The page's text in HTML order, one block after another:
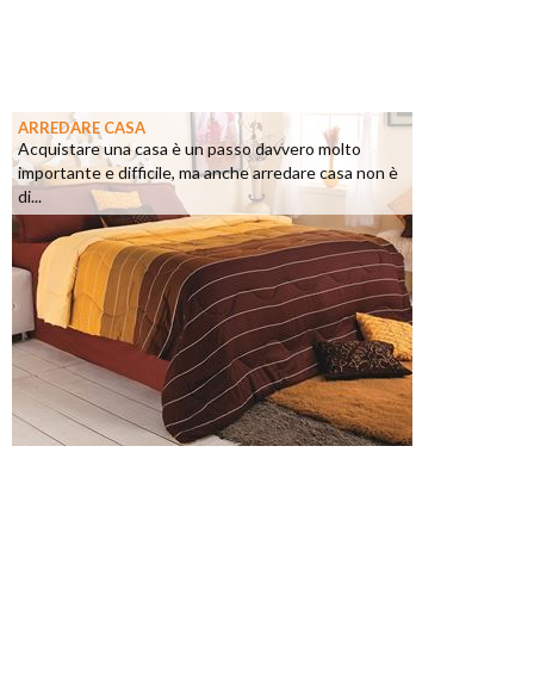
ARREDARE CASA
Acquistare una casa è un passo davvero molto
importante e difficile, ma anche arredare casa non è
di...